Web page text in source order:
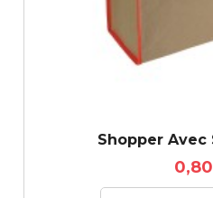
Shopper Avec